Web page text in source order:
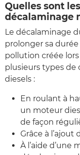
Quelles sont
décalaminage
Le décalaminage
prolonger sa
pollution créée
plusieurs types de
diesels :
En roulant à
un moteur
de façon
Grâce à l’ajout
À l’aide d’une